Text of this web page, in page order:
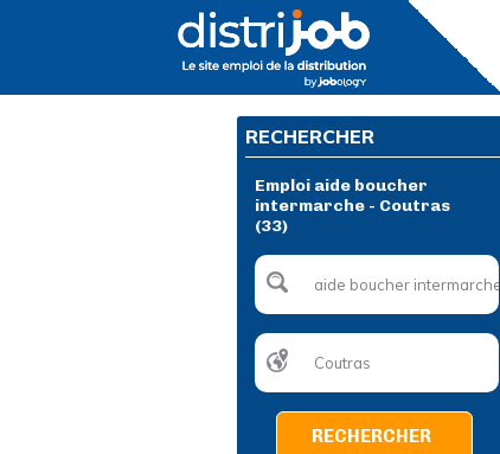
RECHERCHER
Emploi aide boucher
intermarche - Coutras
(33)
RECHERCHER